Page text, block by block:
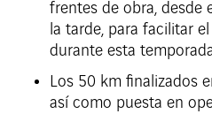
frentes de obra, desde
la tarde, para facilitar
durante esta
Los 50 km finalizados
así como puesta en